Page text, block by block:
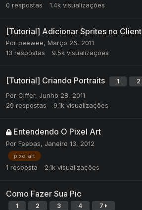
0 respostas 1.4k visualizações
[Tutorial] Adicionar Sprites no Client
Por peewee, Março 26, 2011
13 respostas 9.5k visualizações
[Tutorial] Criando Portraits 1 2
Por Ciffer, Junho 28, 2011
29 respostas 9.1k visualizações
Entendendo O Pixel Art
Por Feebas, Janeiro 13, 2012
pixel art
1 resposta 2.1k visualizações
Como Fazer Sua Pic
1 2 3 4 7